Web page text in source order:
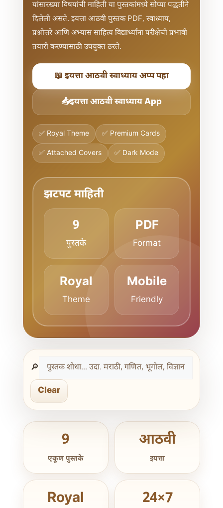
यांसारख्या विषयांची माहिती या पुस्तकांमध्ये सोप्या पद्धतीने
दिलेली असते. इयत्ता आठवी पुस्तक PDF, स्वाध्याय,
प्रश्नोत्तरे आणि अभ्यास साहित्य विद्यार्थ्यांना परीक्षेची प्रभावी
तयारी करण्यासाठी उपयुक्त ठरते.
📖 इयत्ता आठवी स्वाध्याय अप्प पहा
📥इयत्ता आठवी स्वाध्याय App
✅ Royal Theme ✅ Premium Cards
✅ Attached Covers ✅ Dark Mode
झटपट माहिती
9
पुस्तके
PDF
Format
Royal
Theme
Mobile
Friendly
🔎
Clear
9
एकूण पुस्तके
आठवी
इयत्ता
Royal 24×7